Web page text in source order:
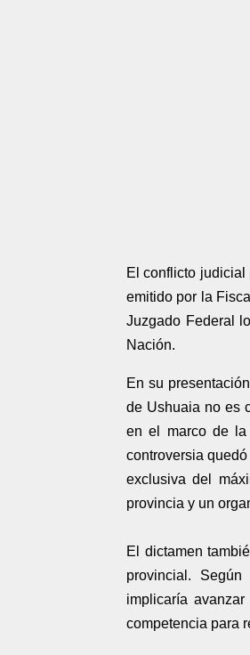
El conflicto judicial
emitido por la
Juzgado Federal
Nación.
En su
de Ushuaia no es
en el marco de la
controversia
exclusiva del
provincia y un
El dictamen
provincial.
implicaría
competencia para